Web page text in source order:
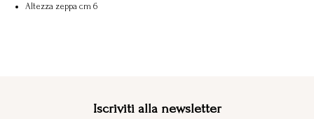
Altezza zeppa cm 6
Iscriviti alla newsletter